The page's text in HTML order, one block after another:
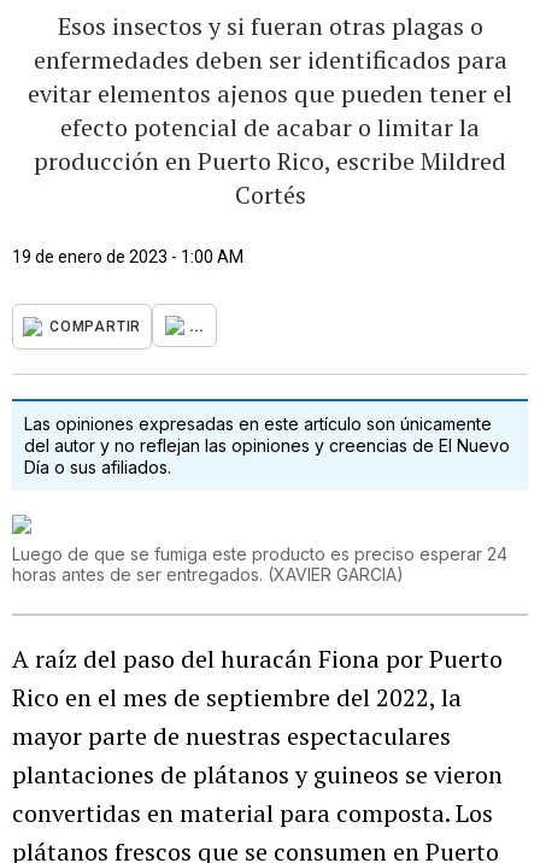
Esos insectos y si fueran otras plagas o
enfermedades deben ser identificados para
evitar elementos ajenos que pueden tener el
efecto potencial de acabar o limitar la
producción en Puerto Rico, escribe Mildred
Cortés
19 de enero de 2023 - 1:00 AM
COMPARTIR ...
Las opiniones expresadas en este artículo son únicamente
del autor y no reflejan las opiniones y creencias de El Nuevo
Día o sus afiliados.
Luego de que se fumiga este producto es preciso esperar 24
horas antes de ser entregados. (XAVIER GARCIA)
A raíz del paso del huracán Fiona por Puerto
Rico en el mes de septiembre del 2022, la
mayor parte de nuestras espectaculares
plantaciones de plátanos y guineos se vieron
convertidas en material para composta. Los
plátanos frescos que se consumen en Puerto